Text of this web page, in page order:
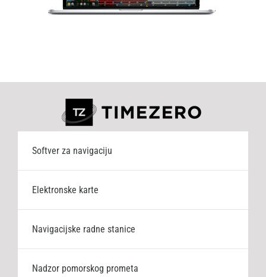
Softver za navigaciju
Elektronske karte
Navigacijske radne stanice
Nadzor pomorskog prometa